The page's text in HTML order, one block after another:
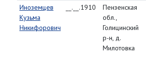
Иноземцев
Кузьма
Никифорович
__.__.1910
Пензенская
обл.,
Голицинский
р-н, д.
Милотовка